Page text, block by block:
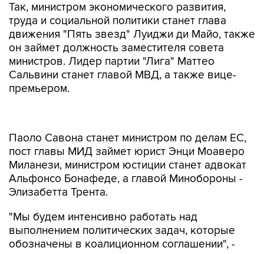
Так, министром экономического развития,
труда и социальной политики станет глава
движения "Пять звезд" Луиджи ди Майо, также
он займет должность заместителя совета
министров. Лидер партии "Лига" Маттео
Сальвини станет главой МВД, а также вице-
премьером.
Миланези, министром юстиции станет адвокат
Альфонсо Бонафеде, а главой Минобороны -
Элизабетта Трента.
"Мы будем интенсивно работать над
обозначены в коалиционном соглашении", -
сказал он журналистам вскоре после встречи с
Маттареллой.